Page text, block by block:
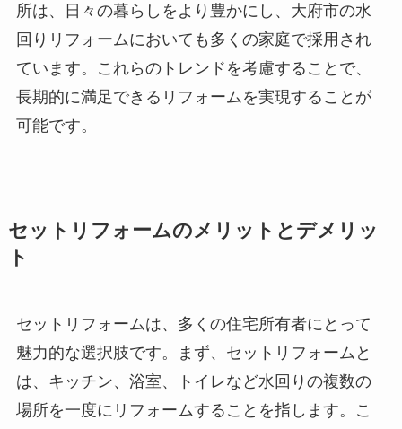
所は、日々の暮らしをより豊かにし、大府市の水
回りリフォームにおいても多くの家庭で採用され
ています。これらのトレンドを考慮することで、
長期的に満足できるリフォームを実現することが
可能です。
セットリフォームのメリットとデメリッ
ト
セットリフォームは、多くの住宅所有者にとって
魅力的な選択肢です。まず、セットリフォームと
は、キッチン、浴室、トイレなど水回りの複数の
場所を一度にリフォームすることを指します。こ